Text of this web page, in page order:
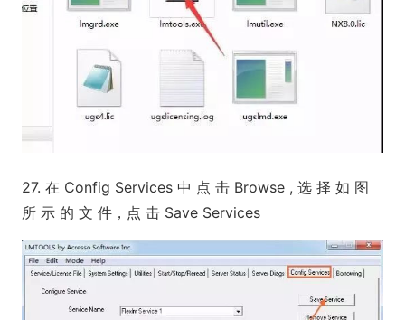
27. 在 Config Services 中 点 击 Browse , 选 择 如 图
所 示 的 文 件，点 击 Save Services